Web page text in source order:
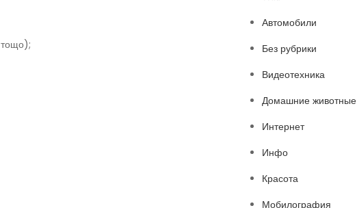
тощо);
Автомобили
Без рубрики
Видеотехника
Домашние животные
Интернет
Инфо
Красота
Мобилография